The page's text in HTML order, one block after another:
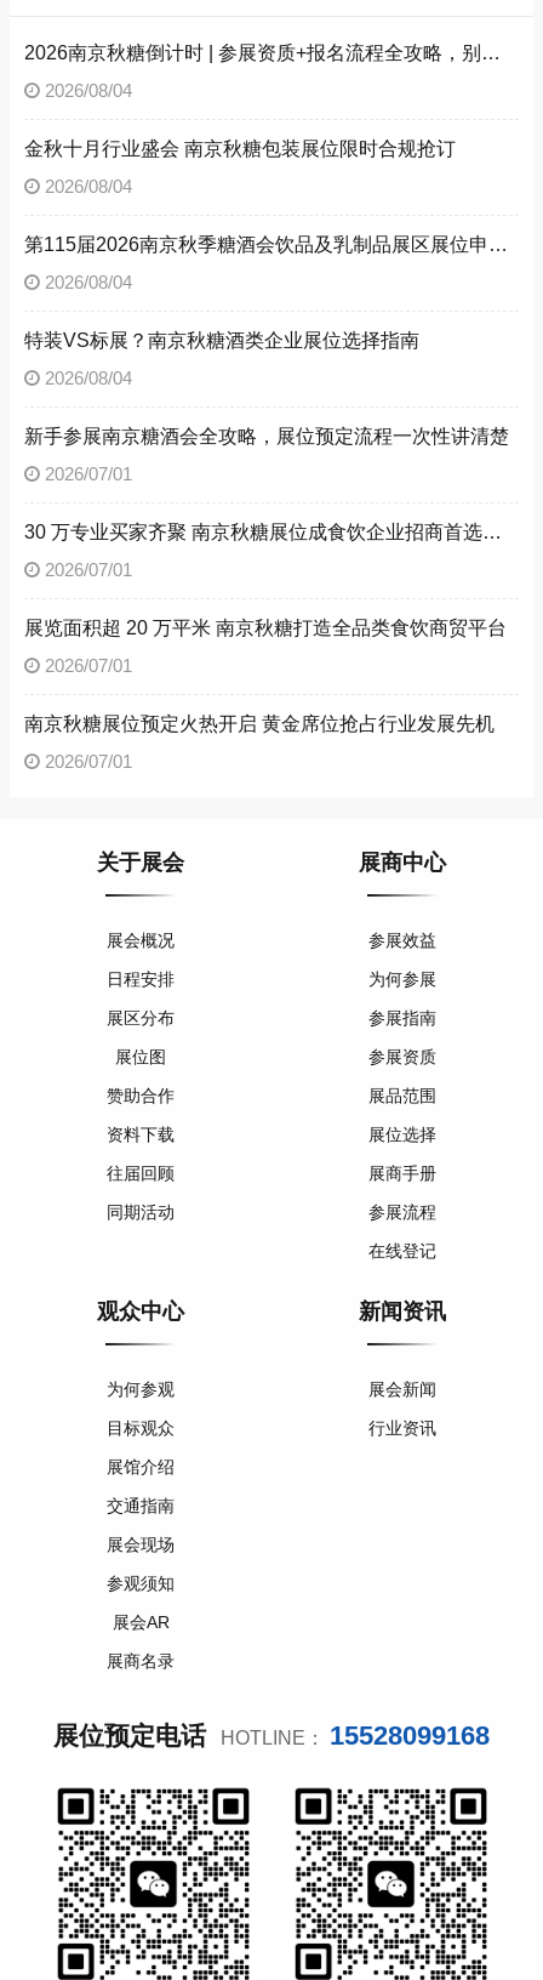
2026南京秋糖倒计时 | 参展资质+报名流程全攻略，别因手续不全错失良机（附材料清单）
2026/08/04
金秋十月行业盛会 南京秋糖包装展位限时合规抢订
2026/08/04
第115届2026南京秋季糖酒会饮品及乳制品展区展位申请技巧
2026/08/04
特装VS标展？南京秋糖酒类企业展位选择指南
2026/08/04
新手参展南京糖酒会全攻略，展位预定流程一次性讲清楚
2026/07/01
30 万专业买家齐聚 南京秋糖展位成食饮企业招商首选阵地
2026/07/01
展览面积超 20 万平米 南京秋糖打造全品类食饮商贸平台
2026/07/01
南京秋糖展位预定火热开启 黄金席位抢占行业发展先机
2026/07/01
关于展会
展会概况
日程安排
展区分布
展位图
赞助合作
资料下载
往届回顾
同期活动
展商中心
参展效益
为何参展
参展指南
参展资质
展品范围
展位选择
展商手册
参展流程
在线登记
观众中心
为何参观
目标观众
展馆介绍
交通指南
展会现场
参观须知
展会AR
展商名录
新闻资讯
展会新闻
行业资讯
展位预定电话 HOTLINE： 15528099168